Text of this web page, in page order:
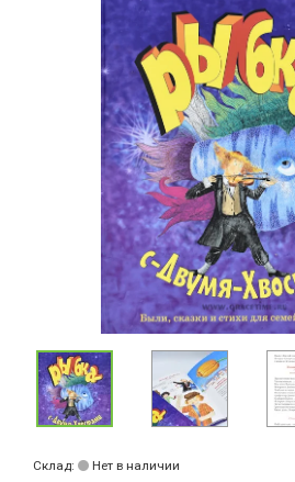
Склад: Нет в наличии